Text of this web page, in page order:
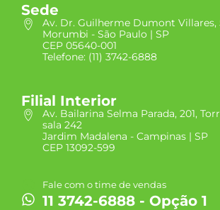
Sede
Av. Dr. Guilherme Dumont Villares,
Morumbi - São Paulo | SP
CEP 05640-001
Telefone: (11) 3742-6888
Filial Interior
Av. Bailarina Selma Parada, 201,
sala 242
Jardim Madalena - Campinas | SP
CEP 13092-599
Fale com o time de vendas
11 3742-6888 - Opção 1